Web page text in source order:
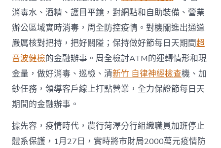
消毒水、酒精、護目平鏡，對網點和自助裝備、營業
辦公區域實時消毒，周全防控疫情。對機關進出通道
嚴厲核對把持，把好關隘；保持做好節每日天期間超
音波健檢的金融辦事。周全檢討ATM的運轉情形和現
金量，做好消毒、巡檢、清新竹 自律神經檢查機、加
鈔任務，領導客戶線上打點營業，全力保證節每日天
期間的金融辦事。
據先容，疫情時代，農行菏澤分行組織職員加班停止
體系保護，1月27日，實時將市財局2000萬元疫情防